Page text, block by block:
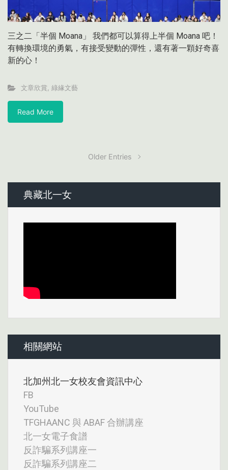
三之二「半個 Moana」 我們都可以算得上半個 Moana 吧！
有轉換環境的勇氣，有接受變動的彈性，還有著一顆好奇喜
新的心！
文章欣賞 綠緣文藝
Read More
Older Entries
典藏北一女
相關網站
北加州北一女校友會資訊中心
FB
YouTube
TFGHAANC 與 ABAF 合辦講座
北一女電子食譜
反詐騙系列講座一
反詐騙系列講座二